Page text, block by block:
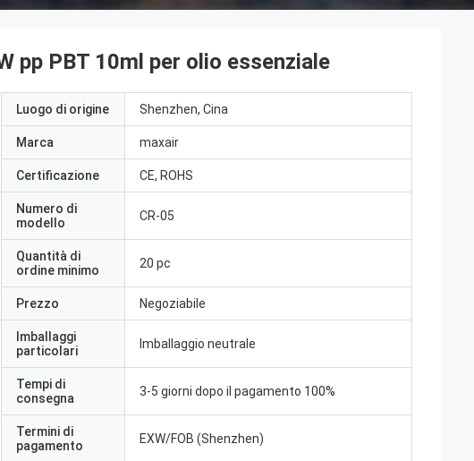
pp PBT 10ml per olio essenziale
Luogo di origine Shenzhen, Cina
Marca maxair
Certificazione CE, ROHS
Numero di
modello
CR-05
Quantità di
ordine minimo
20 pc
Prezzo Negoziabile
Imballaggi
particolari
Imballaggio neutrale
Tempi di
consegna
3-5 giorni dopo il pagamento 100%
Termini di
pagamento
EXW/FOB (Shenzhen)